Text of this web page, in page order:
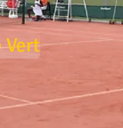
Vert